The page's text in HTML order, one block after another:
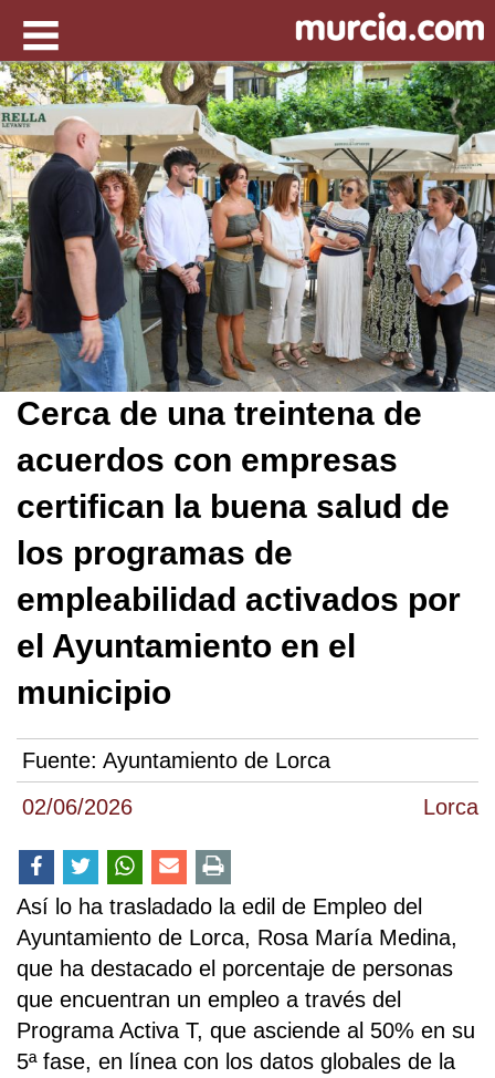
02/06/2026 Lorca
Cerca de una treintena de
acuerdos con empresas
certifican la buena salud de
los programas de
empleabilidad activados por
el Ayuntamiento en el
municipio
Fuente: Ayuntamiento de Lorca
Así lo ha trasladado la edil de Empleo del
Ayuntamiento de Lorca, Rosa María Medina,
que ha destacado el porcentaje de personas
que encuentran un empleo a través del
Programa Activa T, que asciende al 50% en su
5ª fase, en línea con los datos globales de la